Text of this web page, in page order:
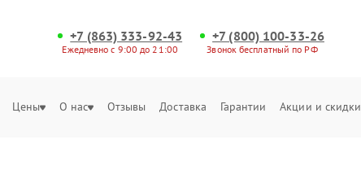
+7 (863) 333-92-43
Ежедневно с 9:00 до 21:00
+7 (800) 100-33-26
Звонок бесплатный по РФ
Цены О нас Отзывы Доставка Гарантии Акции и скидки